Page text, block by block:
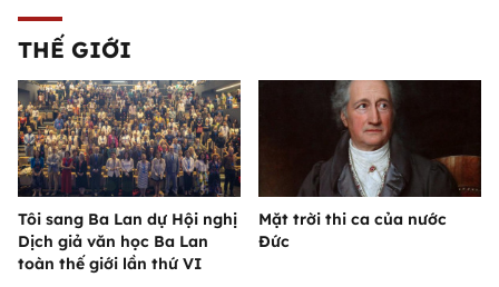
THẾ GIỚI
Tôi sang Ba Lan dự Hội nghị
Dịch giả văn học Ba Lan
toàn thế giới lần thứ VI
Mặt trời thi ca của nước
Đức